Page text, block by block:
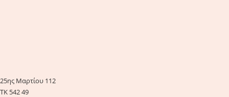
25ης Μαρτίου 112
ΤΚ 542 49